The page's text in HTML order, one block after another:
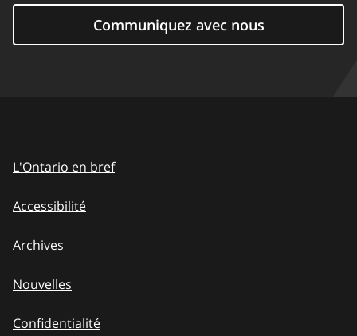
Communiquez avec nous
L'Ontario en bref
Accessibilité
Archives
Nouvelles
Confidentialité